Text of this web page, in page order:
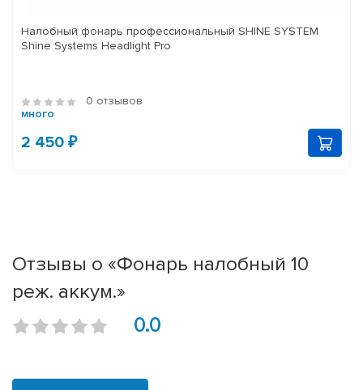
Налобный фонарь профессиональный SHINE SYSTEM
Shine Systems Headlight Pro
0 отзывов
много
2 450 ₽
Отзывы о «Фонарь налобный 10
реж. аккум.»
0.0